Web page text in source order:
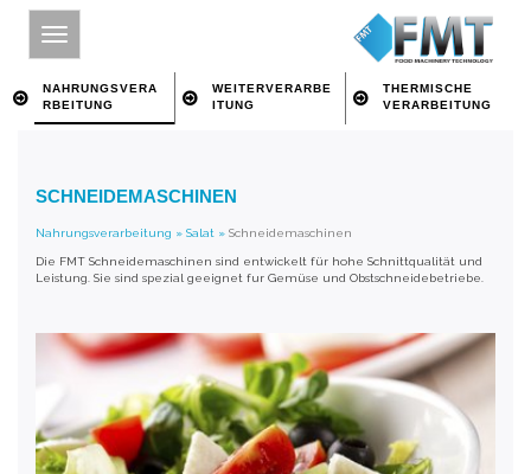
SITE INDEX
NAHRUNGSVERARBEITUNG
WEITERVERARBEITUNG
THERMISCHE VERARBEITUNG
IMPRESSUM
ÜBER SCHLÜSSELWORT SUCHEN
NAHRUNGSVERA
RBEITUNG
WEITERVERARBE
ITUNG
THERMISCHE
VERARBEITUNG
SCHNEIDEMASCHINEN
Nahrungsverarbeitung » Salat » Schneidemaschinen
Die FMT Schneidemaschinen sind entwickelt für hohe Schnittqualität und
Leistung. Sie sind spezial geeignet fur Gemüse und Obstschneidebetriebe.